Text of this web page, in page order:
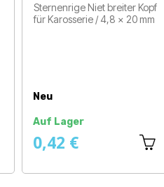
Sternenrige Niet breiter Kopf
für Karosserie / 4,8 x 20 mm
Neu
Auf Lager
0,42 €